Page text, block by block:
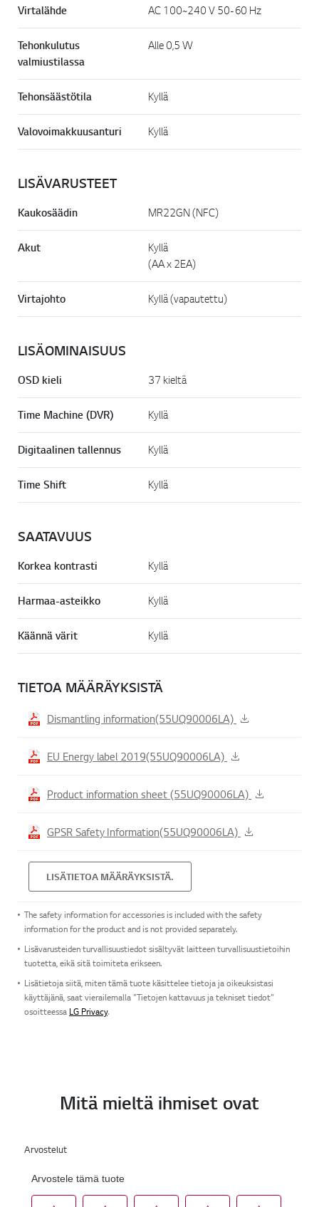
Virtalähde AC 100~240 V 50-60 Hz
Tehonkulutus
valmiustilassa
Alle 0,5 W
Tehonsäästötila Kyllä
Valovoimakkuusanturi Kyllä
LISÄVARUSTEET
Kaukosäädin MR22GN (NFC)
Akut
Kyllä
(AA x 2EA)
Virtajohto Kyllä (vapautettu)
LISÄOMINAISUUS
OSD kieli 37 kieltä
Time Machine (DVR) Kyllä
Digitaalinen tallennus Kyllä
Time Shift Kyllä
SAATAVUUS
Korkea kontrasti Kyllä
Harmaa-asteikko Kyllä
Käännä värit Kyllä
TIETOA MÄÄRÄYKSISTÄ
Dismantling information(55UQ90006LA)
EU Energy label 2019(55UQ90006LA)
Product information sheet (55UQ90006LA)
GPSR Safety Information(55UQ90006LA)
LISÄTIETOA MÄÄRÄYKSISTÄ.
The safety information for accessories is included with the safety
information for the product and is not provided separately.
Lisävarusteiden turvallisuustiedot sisältyvät laitteen turvallisuustietoihin
tuotetta, eikä sitä toimiteta erikseen.
Lisätietoja siitä, miten tämä tuote käsittelee tietoja ja oikeuksistasi
käyttäjänä, saat vierailemalla ”Tietojen kattavuus ja tekniset tiedot”
osoitteessa LG Privacy.
Mitä mieltä ihmiset ovat